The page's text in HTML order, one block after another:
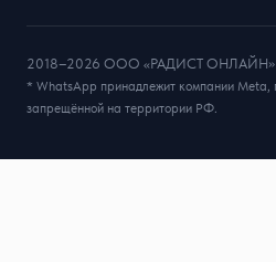
2018–2026 ООО «РАДИСТ ОНЛАЙН»
* WhatsApp принадлежит компании Meta,
запрещённой на территории РФ.